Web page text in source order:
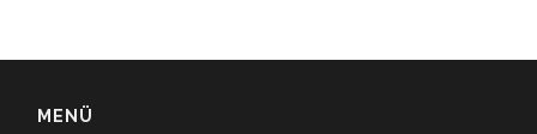
MENÜ